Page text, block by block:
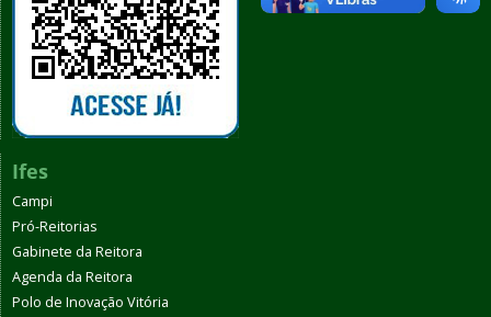
Ifes
Campi
Pró-Reitorias
Gabinete da Reitora
Agenda da Reitora
Polo de Inovação Vitória